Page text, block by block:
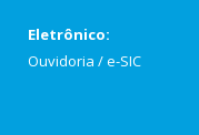
Eletrônico:
Ouvidoria /e-SIC